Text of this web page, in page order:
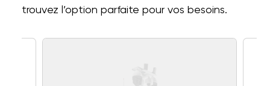
trouvez l’option parfaite pour vos besoins.